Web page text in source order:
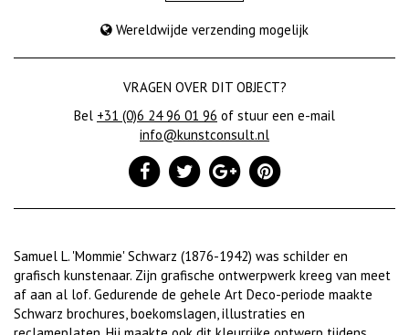
Wereldwijde verzending mogelijk
VRAGEN OVER DIT OBJECT?
Bel +31 (0)6 24 96 01 96 of stuur een e-mail
info@kunstconsult.nl
Samuel L. 'Mommie' Schwarz (1876-1942) was schilder en
grafisch kunstenaar. Zijn grafische ontwerpwerk kreeg van meet
af aan al lof. Gedurende de gehele Art Deco-periode maakte
Schwarz brochures, boekomslagen, illustraties en